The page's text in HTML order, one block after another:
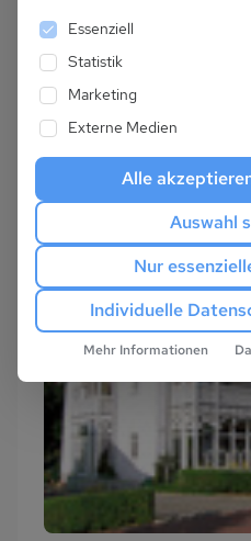
Es folgt eine Liste der
Essenziell
Statistik
Marketing
Externe Medien
Alle
Auswahl
Nur
Individuelle
Mehr Informationen